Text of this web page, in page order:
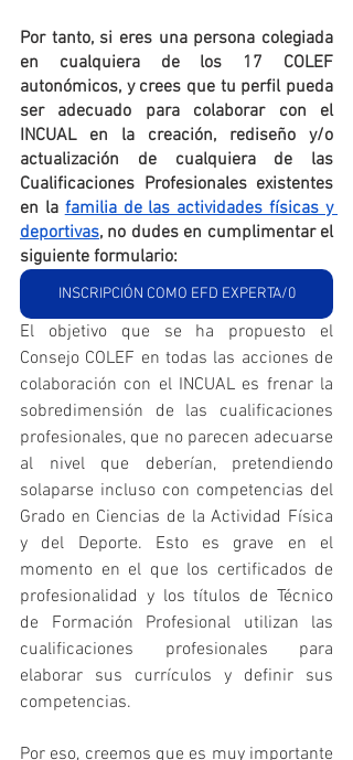
Por tanto, si eres una persona colegiada
en cualquiera de los 17 COLEF
autonómicos, y crees que tu perfil pueda
ser adecuado para colaborar con el
INCUAL en la creación, rediseño y/o
actualización de cualquiera de las
Cualificaciones Profesionales existentes
en la familia de las actividades físicas y
deportivas, no dudes en cumplimentar el
siguiente formulario:
INSCRIPCIÓN COMO EFD EXPERTA/0
El objetivo que se ha propuesto el
Consejo COLEF en todas las acciones de
colaboración con el INCUAL es frenar la
sobredimensión de las cualificaciones
profesionales, que no parecen adecuarse
al nivel que deberían, pretendiendo
solaparse incluso con competencias del
Grado en Ciencias de la Actividad Física
y del Deporte. Esto es grave en el
momento en el que los certificados de
profesionalidad y los títulos de Técnico
de Formación Profesional utilizan las
cualificaciones profesionales para
elaborar sus currículos y definir sus
competencias.
Por eso, creemos que es muy importante